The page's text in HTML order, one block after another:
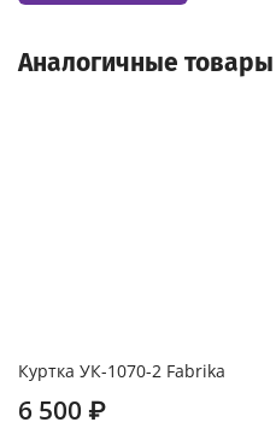
Аналогичные товары
Куртка УК-1070-2 Fabrika
6 500 ₽